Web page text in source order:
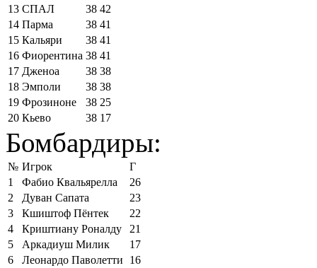
13 СПАЛ 38 42
14 Парма 38 41
15 Кальяри 38 41
16 Фиорентина 38 41
17 Дженоа 38 38
18 Эмполи 38 38
19 Фрозиноне 38 25
20 Кьево 38 17
Бомбардиры:
№ Игрок
Г
1
Фабио Квальярелла
26
2
Дуван Сапата
23
3
Кшиштоф Пёнтек
22
4
Криштиану Роналду
21
5
Аркадиуш Милик
17
6
Леонардо Паволетти
16